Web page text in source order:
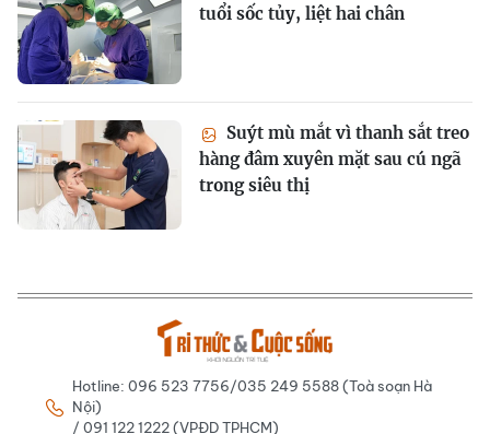
tuổi sốc tủy, liệt hai chân
Suýt mù mắt vì thanh sắt treo
hàng đâm xuyên mặt sau cú ngã
trong siêu thị
Hotline: 096 523 7756/035 249 5588 (Toà soạn Hà
Nội)
/ 091 122 1222 (VPĐD TPHCM)